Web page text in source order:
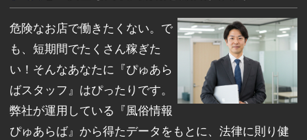
危険なお店で働きたくない。で
も、短期間でたくさん稼ぎた
い！そんなあなたに『ぴゅあら
ばスタッフ』はぴったりです。
弊社が運用している『風俗情報
ぴゅあらば』から得たデータをもとに、法律に則り健